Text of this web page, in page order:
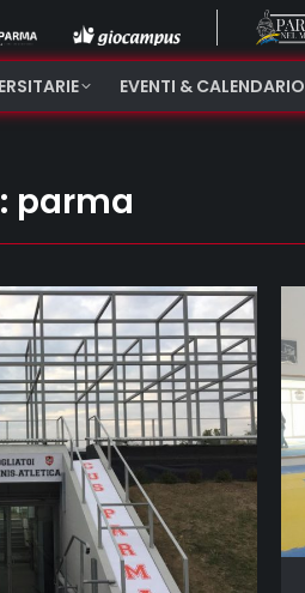
EVENTI & CALENDARIO
parma